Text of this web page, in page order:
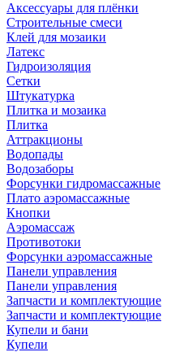
Аксессуары для плёнки
Строительные смеси
Клей для мозаики
Латекс
Гидроизоляция
Сетки
Штукатурка
Плитка и мозаика
Плитка
Аттракционы
Водопады
Водозаборы
Форсунки гидромассажные
Плато аэромассажные
Кнопки
Аэромассаж
Противотоки
Форсунки аэромассажные
Панели управления
Панели управления
Запчасти и комплектующие
Запчасти и комплектующие
Купели и бани
Купели